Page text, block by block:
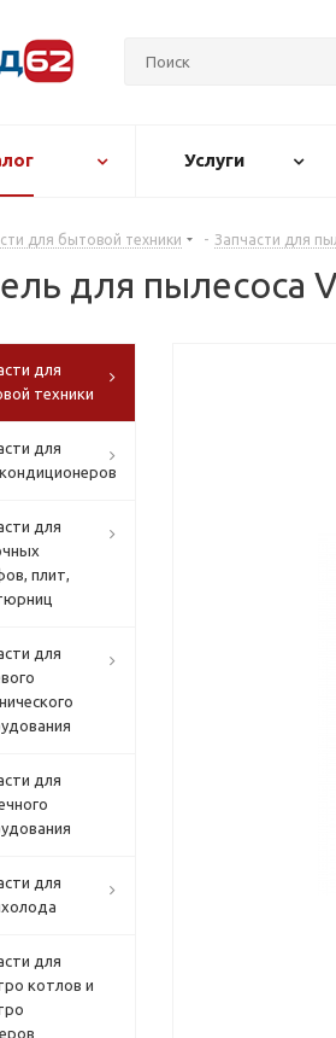
Услуги
для бытовой техники - Запчасти для
для пылесоса
для
техники
для
для
плит,
для
для
для
для
котлов и